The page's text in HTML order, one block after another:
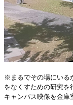
※まるでその場にいる
をなくすための研究を
キャンパス映像を金庫